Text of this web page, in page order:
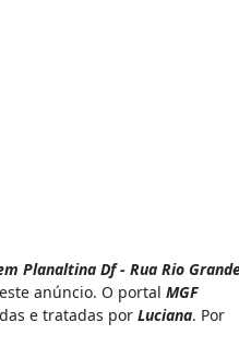
Planaltina Df - Rua Rio
anúncio. O portal MGF
e tratadas por Luciana. Por